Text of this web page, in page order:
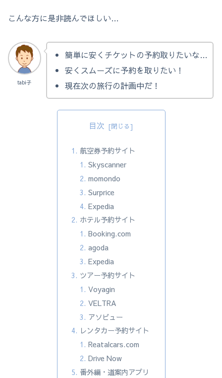
こんな方に是非読んでほしい…
tabi子
簡単に安くチケットの予約取りたいな…
安くスムーズに予約を取りたい！
現在次の旅行の計画中だ！
目次
航空券予約サイト
Skyscanner
momondo
Surprice
Expedia
ホテル予約サイト
Booking.com
agoda
Expedia
ツアー予約サイト
Voyagin
VELTRA
アソビュー
レンタカー予約サイト
Reatalcars.com
Drive Now
番外編・道案内アプリ